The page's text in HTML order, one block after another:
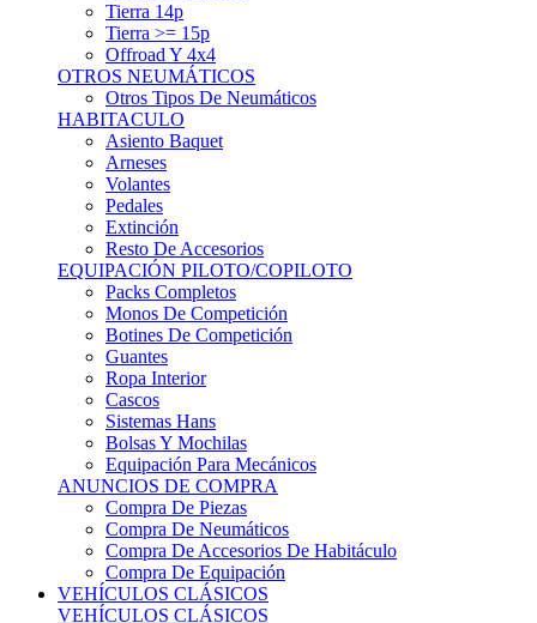
Offroad Y 4x4
OTROS NEUMÁTICOS
Otros Tipos De Neumáticos
HABITACULO
Asiento Baquet
Arneses
Volantes
Pedales
Extinción
Resto De Accesorios
EQUIPACIÓN PILOTO/COPILOTO
Packs Completos
Monos De Competición
Botines De Competición
Guantes
Ropa Interior
Cascos
Sistemas Hans
Bolsas Y Mochilas
Equipación Para Mecánicos
ANUNCIOS DE COMPRA
Compra De Piezas
Compra De Neumáticos
Compra De Accesorios De Habitáculo
Compra De Equipación
VEHÍCULOS CLÁSICOS
VEHÍCULOS CLÁSICOS
Clásicos De Calle